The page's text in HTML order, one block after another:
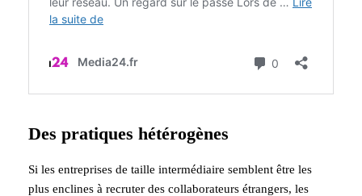
Des pratiques hétérogènes
Si les entreprises de taille intermédiaire semblent être les
plus enclines à recruter des collaborateurs étrangers, les